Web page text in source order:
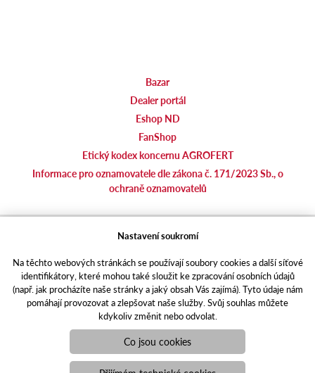
Bazar
Dealer portál
Eshop ND
FanShop
Etický kodex koncernu AGROFERT
Informace pro oznamovatele dle zákona č. 171/2023 Sb., o
ochraně oznamovatelů
Responzivní webPuxdesign | agrics.cz © 2021
agrotec.cz
portal.caseklub.cz
shop.agrics.cz
traktorbazar.cz
eshop.agrics.cz/cs
a-finance.cz
Nastavení soukromí
Na těchto webových stránkách se používají soubory cookies a další síťové
identifikátory, které mohou také sloužit ke zpracování osobních údajů
(např. jak procházíte naše stránky a jaký obsah Vás zajímá). Tyto údaje nám
pomáhají provozovat a zlepšovat naše služby. Svůj souhlas můžete
kdykoliv změnit nebo odvolat.
Co jsou cookies